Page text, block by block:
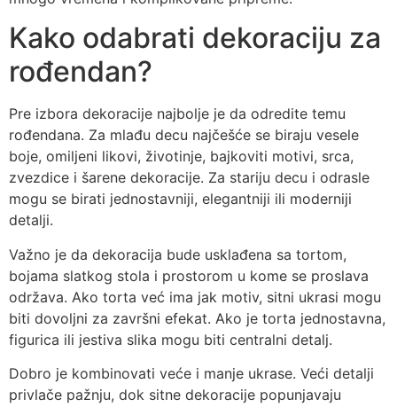
Kako odabrati dekoraciju za
rođendan?
Pre izbora dekoracije najbolje je da odredite temu
rođendana. Za mlađu decu najčešće se biraju vesele
boje, omiljeni likovi, životinje, bajkoviti motivi, srca,
zvezdice i šarene dekoracije. Za stariju decu i odrasle
mogu se birati jednostavniji, elegantniji ili moderniji
detalji.
Važno je da dekoracija bude usklađena sa tortom,
bojama slatkog stola i prostorom u kome se proslava
održava. Ako torta već ima jak motiv, sitni ukrasi mogu
biti dovoljni za završni efekat. Ako je torta jednostavna,
figurica ili jestiva slika mogu biti centralni detalj.
Dobro je kombinovati veće i manje ukrase. Veći detalji
privlače pažnju, dok sitne dekoracije popunjavaju